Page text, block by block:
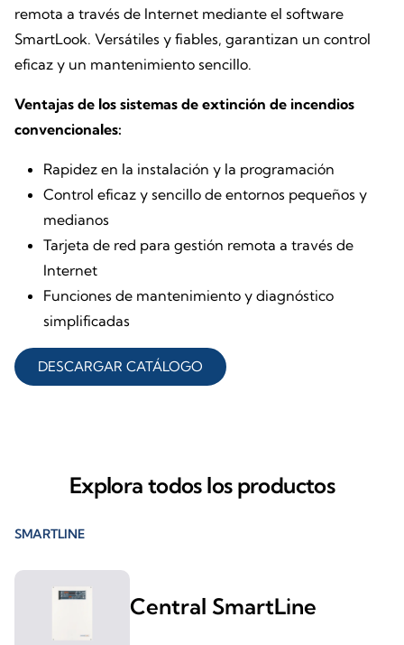
remota a través de Internet mediante el software
SmartLook. Versátiles y fiables, garantizan un control
eficaz y un mantenimiento sencillo.
Ventajas de los sistemas de extinción de incendios
convencionales:
Rapidez en la instalación y la programación
Control eficaz y sencillo de entornos pequeños y
medianos
Tarjeta de red para gestión remota a través de
Internet
Funciones de mantenimiento y diagnóstico
simplificadas
DESCARGAR CATÁLOGO
Explora todos los productos
SMARTLINE
Central SmartLine